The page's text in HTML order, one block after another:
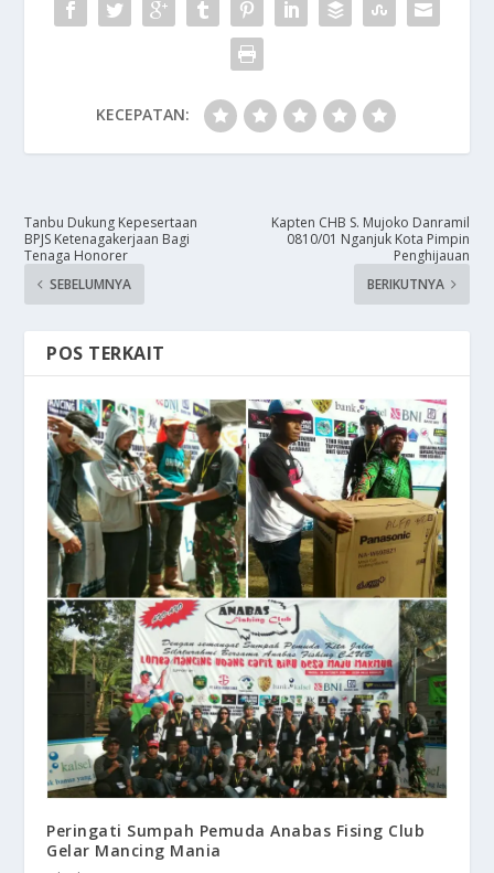
KECEPATAN:
Tanbu Dukung Kepesertaan
BPJS Ketenagakerjaan Bagi
Tenaga Honorer
SEBELUMNYA
​Kapten CHB S. Mujoko Danramil
0810/01 Nganjuk Kota Pimpin
Penghijauan
BERIKUTNYA
POS TERKAIT
Peringati Sumpah Pemuda Anabas Fising Club
Gelar Mancing Mania